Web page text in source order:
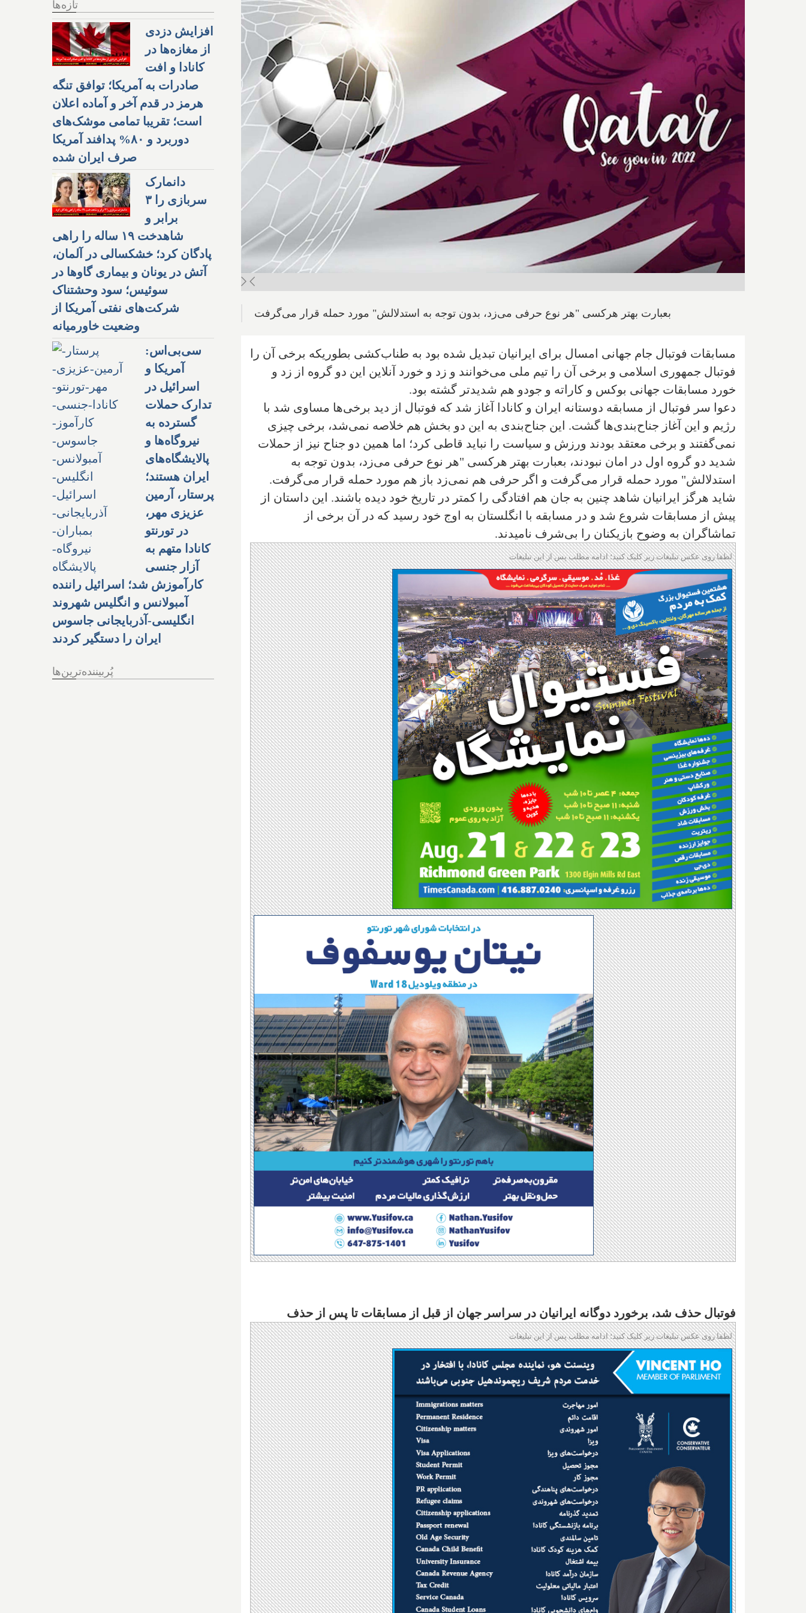
بعبارت بهتر هرکسی "هر نوع حرفی می‌زد، بدون توجه به استدلالش" مورد حمله قرار می‌گرفت
مسابقات فوتبال جام جهانی امسال برای ایرانیان تبدیل شده بود به طناب‌کشی بطوریکه برخی آن را
فوتبال جمهوری اسلامی و برخی آن را تیم ملی می‌خوانند و زد و خورد آنلاین این دو گروه از زد و
خورد مسابقات جهانی بوکس و کاراته و جودو هم شدیدتر گشته بود.
دعوا سر فوتبال از مسابقه دوستانه ایران و کانادا آغاز شد که فوتبال از دید برخی‌ها مساوی شد با
رژیم و این آغاز جناح‌بندی‌ها گشت. این جناح‌بندی به این دو بخش هم خلاصه نمی‌شد، برخی چیزی
نمی‌گفتند و برخی معتقد بودند ورزش و سیاست را نباید قاطی کرد؛ اما همین دو جناح نیز از حملات
شدید دو گروه اول در امان نبودند، بعبارت بهتر هرکسی "هر نوع حرفی می‌زد، بدون توجه به
استدلالش" مورد حمله قرار می‌گرفت و اگر حرفی هم نمی‌زد باز هم مورد حمله قرار می‌گرفت.
شاید هرگز ایرانیان شاهد چنین به جان هم افتادگی را کمتر در تاریخ خود دیده باشند. این داستان از
پیش از مسابقات شروع شد و در مسابقه با انگلستان به اوج خود رسید که در آن برخی از
تماشاگران به وضوح بازیکنان را بی‌شرف نامیدند.
لطفا روی عکس تبلیغات زیر کلیک کنید؛ ادامه مطلب پس از این تبلیغات
فوتبال حذف شد، برخورد دوگانه ایرانیان در سراسر جهان از قبل از مسابقات تا پس از حذف
لطفا روی عکس تبلیغات زیر کلیک کنید؛ ادامه مطلب پس از این تبلیغات
تازه‌ها
افزایش دزدی
از مغازه‌ها در
کانادا و افت
صادرات به آمریکا؛ توافق تنگه
هرمز در قدم آخر و آماده اعلان
است؛ تقریبا تمامی موشک‌های
دوربرد و ۸۰% پدافند آمریکا
صرف ایران شده
دانمارک
سربازی را ۳
برابر و
شاهدخت ۱۹ ساله را راهی
پادگان کرد؛ خشکسالی در آلمان،
آتش در یونان و بیماری گاوها در
سوئیس؛ سود وحشتناک
شرکت‌های نفتی آمریکا از
وضعیت خاورمیانه
سی‌بی‌اس:
آمریکا و
اسرائیل در
تدارک حملات
گسترده به
نیروگاه‌ها و
پالایشگاه‌های
ایران هستند؛
پرستار، آرمین
عزیزی مهر،
در تورنتو
کانادا متهم به
آزار جنسی
کارآموزش شد؛ اسرائیل راننده
آمبولانس و انگلیس شهروند
انگلیسی-آذربایجانی جاسوس
ایران را دستگیر کردند
پُربیننده‌ترین‌ها